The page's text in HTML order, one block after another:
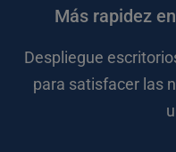
Más rapidez
Despliegue
para satisfacer las